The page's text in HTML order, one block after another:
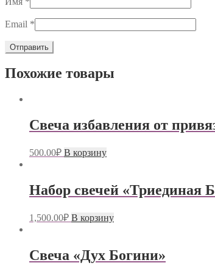
Email *
Похожие товары
Свеча избавления от
500.00₽ В корзину
Набор свечей «Триединая
1,500.00₽ В корзину
Свеча «Дух Богини»